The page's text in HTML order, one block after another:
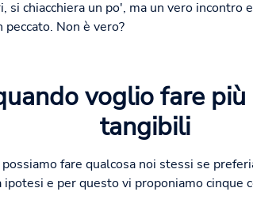
si chiacchiera un po', ma un vero incontro
Non è vero?
voglio fare
tangibili
fare qualcosa noi stessi se
e per questo vi proponiamo cinque